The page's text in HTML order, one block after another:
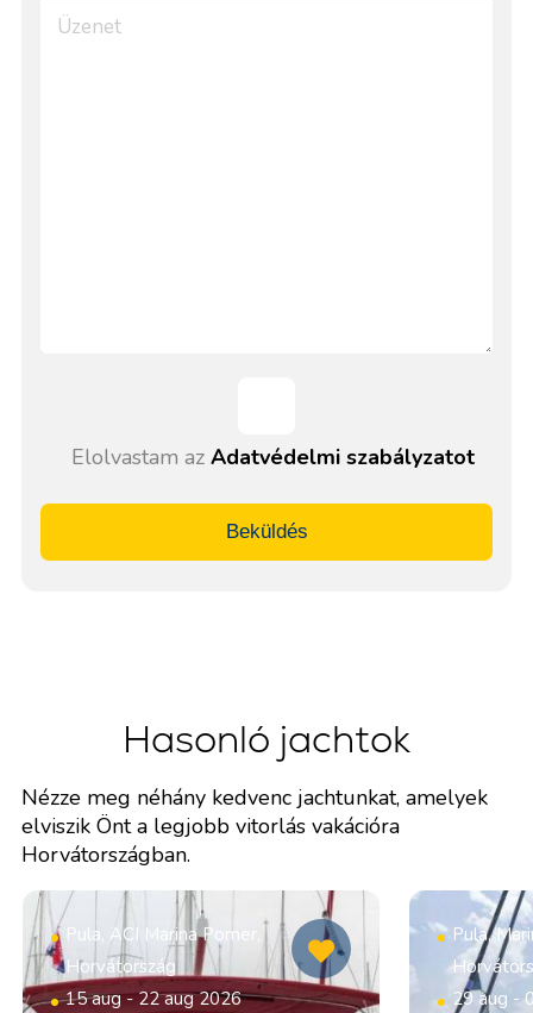
Elolvastam az Adatvédelmi szabályzatot
Beküldés
Hasonló jachtok
Nézze meg néhány kedvenc jachtunkat, amelyek
elviszik Önt a legjobb vitorlás vakációra
Horvátországban.
Pula, ACI Marina Pomer,
Horvátország
15 aug - 22 aug 2026
Pula,
29 aug -